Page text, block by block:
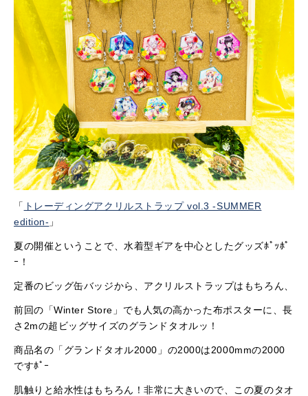
「 トレーディングアクリルストラップ vol.3 -SUMMER
edition- 」
夏の開催ということで、水着型ギアを中心としたグッズﾎﾟｯﾎﾟ
ｰ！
定番のビッグ缶バッジから、アクリルストラップはもちろん、
前回の「Winter Store」でも人気の高かった布ポスターに、長
さ2mの超ビッグサイズのグランドタオルッ！
商品名の「グランドタオル2000」の2000は2000mmの2000
ですﾎﾟｰ
肌触りと給水性はもちろん！非常に大きいので、この夏のタオ